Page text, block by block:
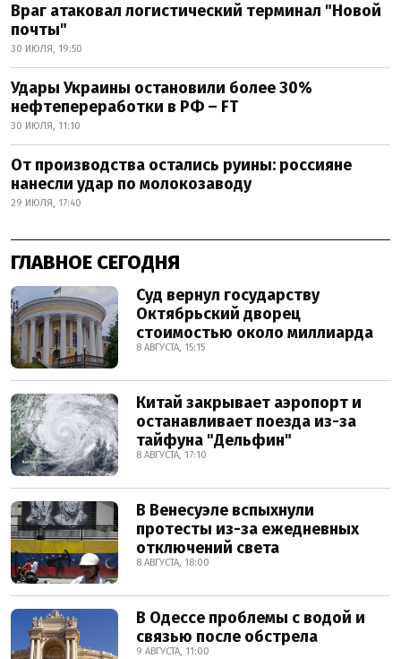
Враг атаковал логистический терминал "Новой
почты"
30 ИЮЛЯ, 19:50
Удары Украины остановили более 30%
нефтепереработки в РФ – FT
30 ИЮЛЯ, 11:10
От производства остались руины: россияне
нанесли удар по молокозаводу
29 ИЮЛЯ, 17:40
ГЛАВНОЕ СЕГОДНЯ
Суд вернул государству
Октябрьский дворец
стоимостью около миллиарда
8 АВГУСТА, 15:15
Китай закрывает аэропорт и
останавливает поезда из-за
тайфуна "Дельфин"
8 АВГУСТА, 17:10
В Венесуэле вспыхнули
протесты из-за ежедневных
отключений света
8 АВГУСТА, 18:00
В Одессе проблемы с водой и
связью после обстрела
9 АВГУСТА, 11:00